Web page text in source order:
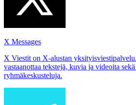
X Messages
X Viestit on X-alustan
vastaanottaa tekstejä, kuvia ja videoita
ryhmäkeskusteluja.